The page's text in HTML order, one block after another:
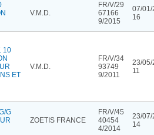
V.M.D.
FR/V/29
67166
9/2015
07/01/
16
10
ET
V.M.D.
FR/V/34
93749
9/2011
23/05/
11
G
ZOETIS FRANCE
FR/V/45
40454
4/2014
23/07/
14